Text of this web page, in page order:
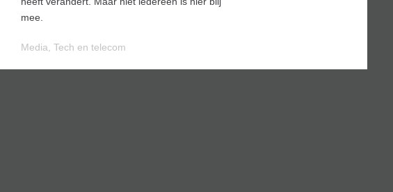
mee.
Media Tech en telecom